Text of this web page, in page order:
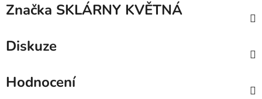
Značka SKLÁRNY KVĚTNÁ
Diskuze
Hodnocení